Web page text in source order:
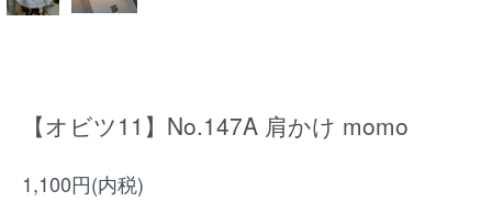
【オビツ11】No.147A 肩かけ momo
1,100円(内税)